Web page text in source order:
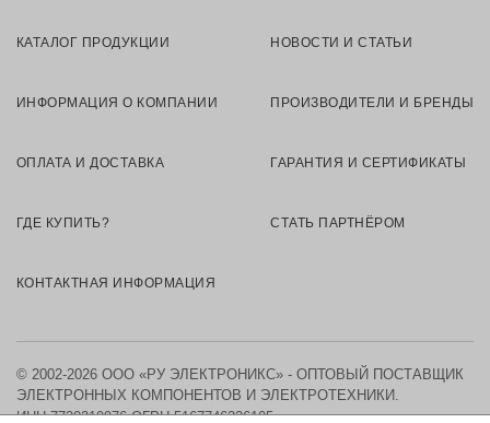
КАТАЛОГ ПРОДУКЦИИ НОВОСТИ И СТАТЬИ
ИНФОРМАЦИЯ О КОМПАНИИ ПРОИЗВОДИТЕЛИ И БРЕНДЫ
ОПЛАТА И ДОСТАВКА ГАРАНТИЯ И СЕРТИФИКАТЫ
ГДЕ КУПИТЬ? СТАТЬ ПАРТНЁРОМ
КОНТАКТНАЯ ИНФОРМАЦИЯ
© 2002-2026 ООО «РУ ЭЛЕКТРОНИКС» - ОПТОВЫЙ ПОСТАВЩИК
ЭЛЕКТРОННЫХ КОМПОНЕНТОВ И ЭЛЕКТРОТЕХНИКИ.
ИНН 7730219976 ОГРН 5167746326105